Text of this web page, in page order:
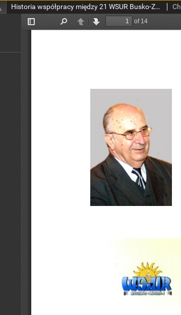
Historia współpracy między 21 WSUR Busko-Zdrój a Szpitalem Klinicznym WAM w Łodzi